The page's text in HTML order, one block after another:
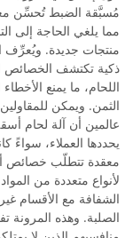
مُسبَّقة الضبط تُحسِّن
مما يلغي الحاجة إلى
منتجات جديدة. ويُعرِّف
ذكية تكتشف الخصائص
اللحام، ما يمنع
الثمن. ويمكن
عالمين أن آلة لحام
يحددها العملاء، سواءً
معقدة تتطلّب خصائص
لأنواع متعددة من
الشفافة مع الأقسام
الصلبة. وهذه المرونة